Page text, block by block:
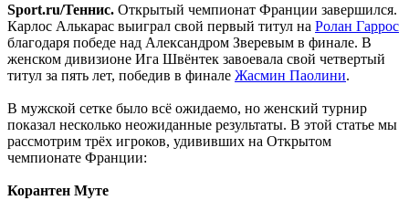
Sport.ru/Теннис. Открытый чемпионат Франции завершился.
Карлос Алькарас выиграл свой первый титул на Ролан Гаррос
благодаря победе над Александром Зверевым в финале. В
женском дивизионе Ига Швёнтек завоевала свой четвертый
титул за пять лет, победив в финале Жасмин Паолини.
В мужской сетке было всё ожидаемо, но женский турнир
показал несколько неожиданные результаты. В этой статье мы
рассмотрим трёх игроков, удививших на Открытом
чемпионате Франции:
Корантен Муте